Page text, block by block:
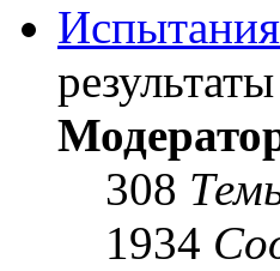
308
1934